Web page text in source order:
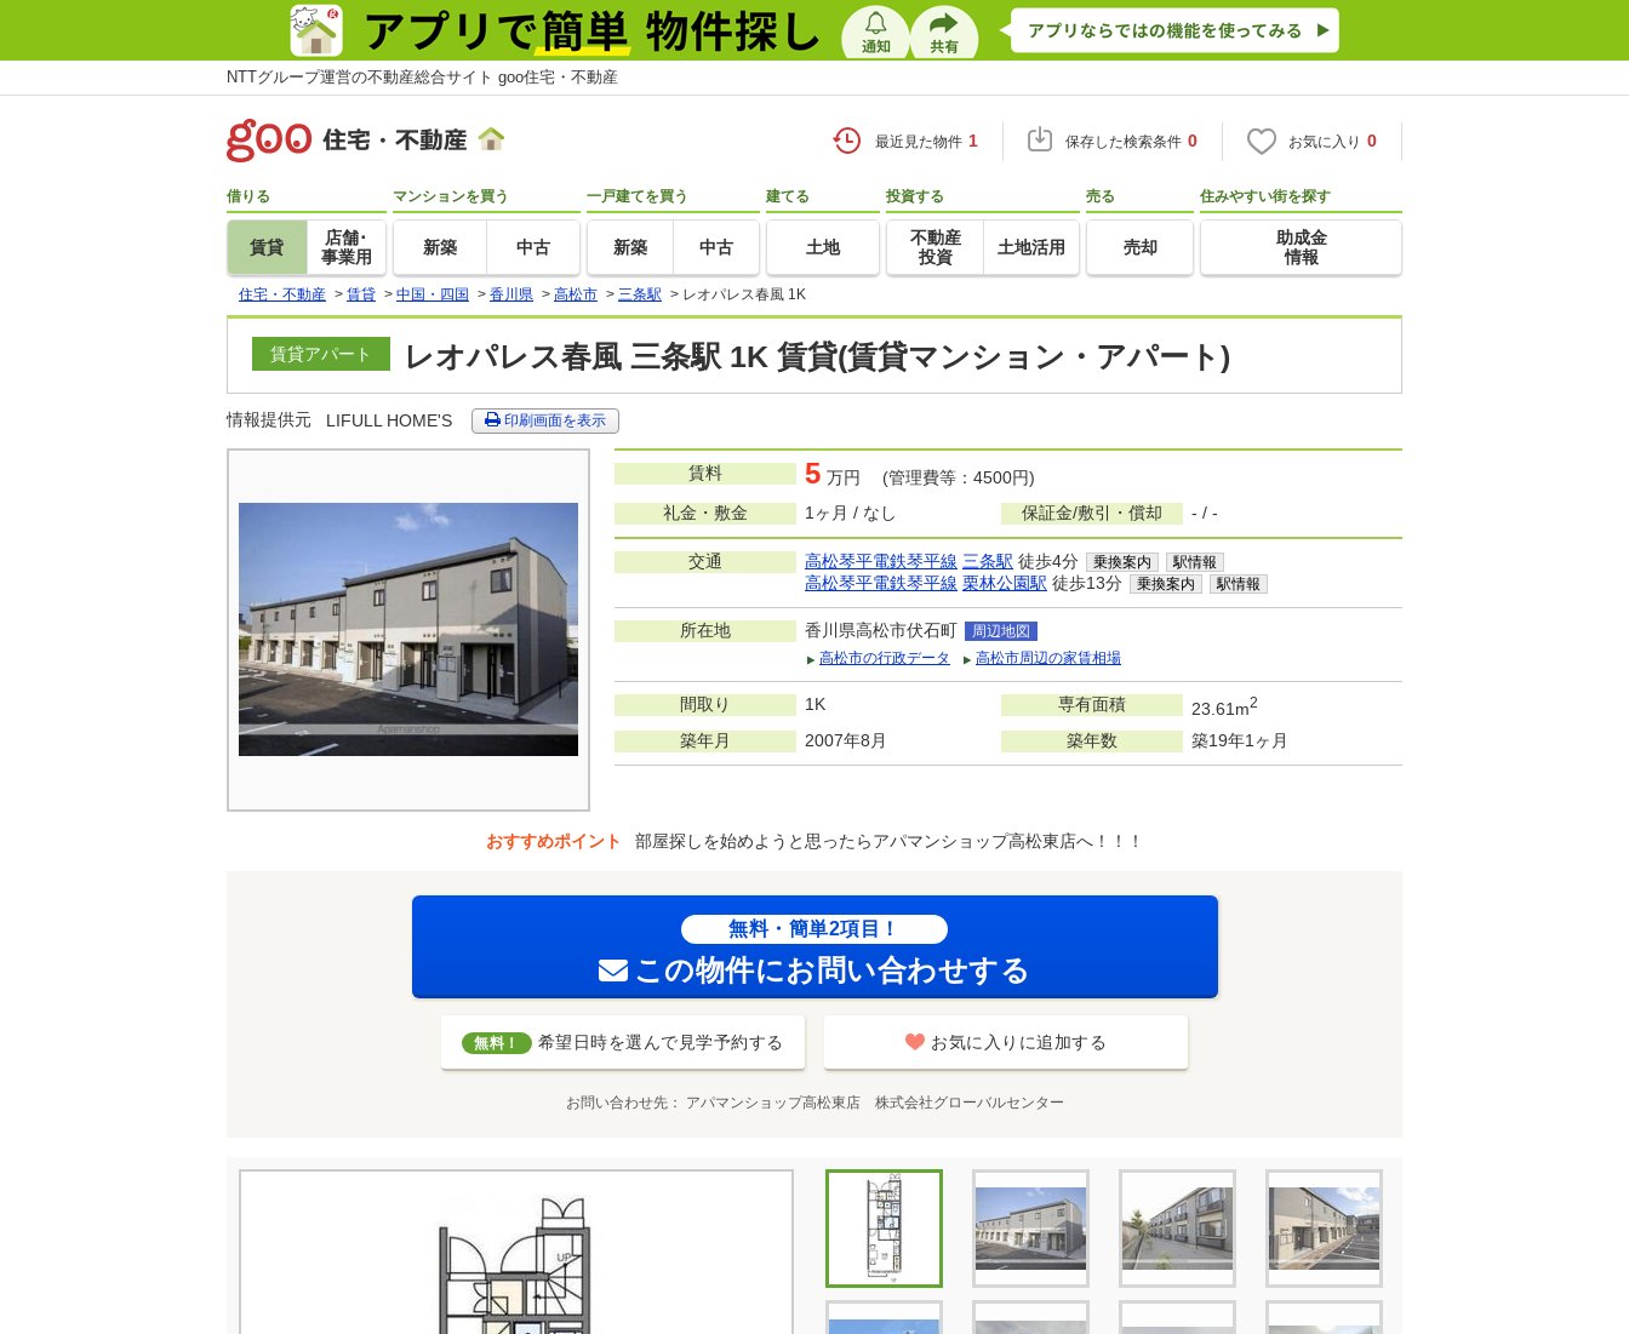
NTTグループ運営の不動産総合サイト goo住宅・不動産
最近見た物件 1 保存した検索条件 0 お気に入り 0
借りる
賃貸
店舗･
事業用
マンションを買う
新築 中古
一戸建てを買う
新築 中古
建てる
土地
投資する
不動産
投資
土地活用
売る
売却
住みやすい街を探す
助成金
情報
住宅・不動産 > 賃貸 > 中国・四国 > 香川県 > 高松市 > 三条駅 > レオパレス春風 1K
賃貸アパート レオパレス春風 三条駅 1K 賃貸(賃貸マンション・アパート)
情報提供元 LIFULL HOME'S 印刷画面を表示
賃料 5 万円 (管理費等：4500円)
礼金・敷金
1ヶ月 / なし 保証金/敷引・償却 - / -
交通 高松琴平電鉄琴平線 三条駅 徒歩4分 乗換案内 駅情報
高松琴平電鉄琴平線 栗林公園駅 徒歩13分 乗換案内 駅情報
所在地 香川県高松市伏石町
周辺地図
高松市の行政データ
高松市周辺の家賃相場
間取り 1K 専有面積 23.61m2
築年月 2007年8月 築年数 築19年1ヶ月
おすすめポイント 部屋探しを始めようと思ったらアパマンショップ高松東店へ！！！
無料・簡単2項目！
この物件にお問い合わせする
無料！ 希望日時を選んで見学予約する お気に入りに追加する
お問い合わせ先 アパマンショップ高松東店 株式会社グローバルセンター